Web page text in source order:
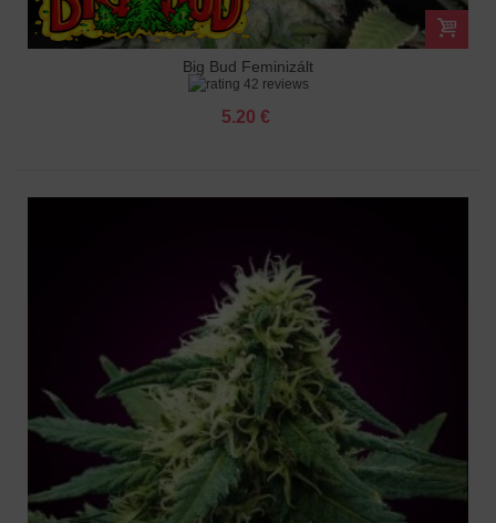
Big Bud Feminizált
42 reviews
5.20 €